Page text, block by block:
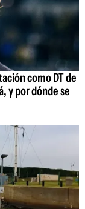
como DT de
y por dónde se